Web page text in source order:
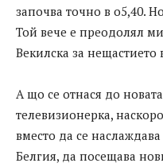
започва точно в о5,40.
Той вече е преодолял
Векилска за
А що се отнася до
телевизионерка,
вместо да се
Белгия, да посещава